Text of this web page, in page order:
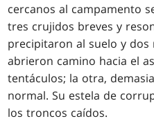
cercanos al campamento
tres crujidos breves y
precipitaron al suelo y
abrieron camino hacia el
tentáculos; la otra,
normal. Su estela de
los troncos caídos.